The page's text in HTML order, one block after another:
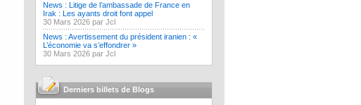
News : Litige de l’ambassade de France en
Irak : Les ayants droit font appel
30 Mars 2026 par Jcl
News : Avertissement du président iranien : «
L’économie va s’effondrer »
30 Mars 2026 par Jcl
Derniers billets de Blogs